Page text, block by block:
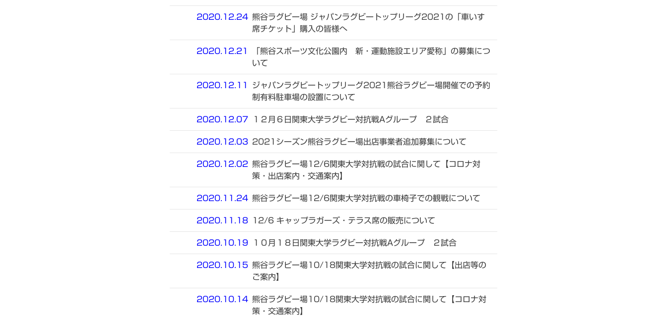
2020.12.24 熊谷ラグビー場 ジャパンラグビートップリーグ2021の「車いす
席チケット」購入の皆様へ
2020.12.21
「熊谷スポーツ文化公園内 新・運動施設エリア愛称」の募集につ
いて
2020.12.11
ジャパンラグビートップリーグ2021熊谷ラグビー場開催での予約
制有料駐車場の設置について
2020.12.07 １２月６日関東大学ラグビー対抗戦Aグループ ２試合
2020.12.03 2021シーズン熊谷ラグビー場出店事業者追加募集について
2020.12.02 熊谷ラグビー場12/6関東大学対抗戦の試合に関して【コロナ対
策・出店案内・交通案内】
2020.11.24 熊谷ラグビー場12/6関東大学対抗戦の車椅子での観戦について
2020.11.18 12/6 キャップラガーズ・テラス席の販売について
2020.10.19 １０月１８日関東大学ラグビー対抗戦Aグループ ２試合
2020.10.15 熊谷ラグビー場10/18関東大学対抗戦の試合に関して【出店等の
ご案内】
2020.10.14 熊谷ラグビー場10/18関東大学対抗戦の試合に関して【コロナ対
策・交通案内】